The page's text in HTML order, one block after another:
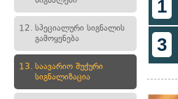
12. სპეციალური სიგნალის
გამოყენება
13. საავარიო შუქური
სიგნალიზაცია
1
3